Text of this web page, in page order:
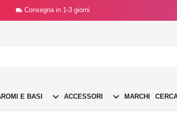
 Consegna in 1-3 giorni
E BASI  ACCESSORI  MARCHI